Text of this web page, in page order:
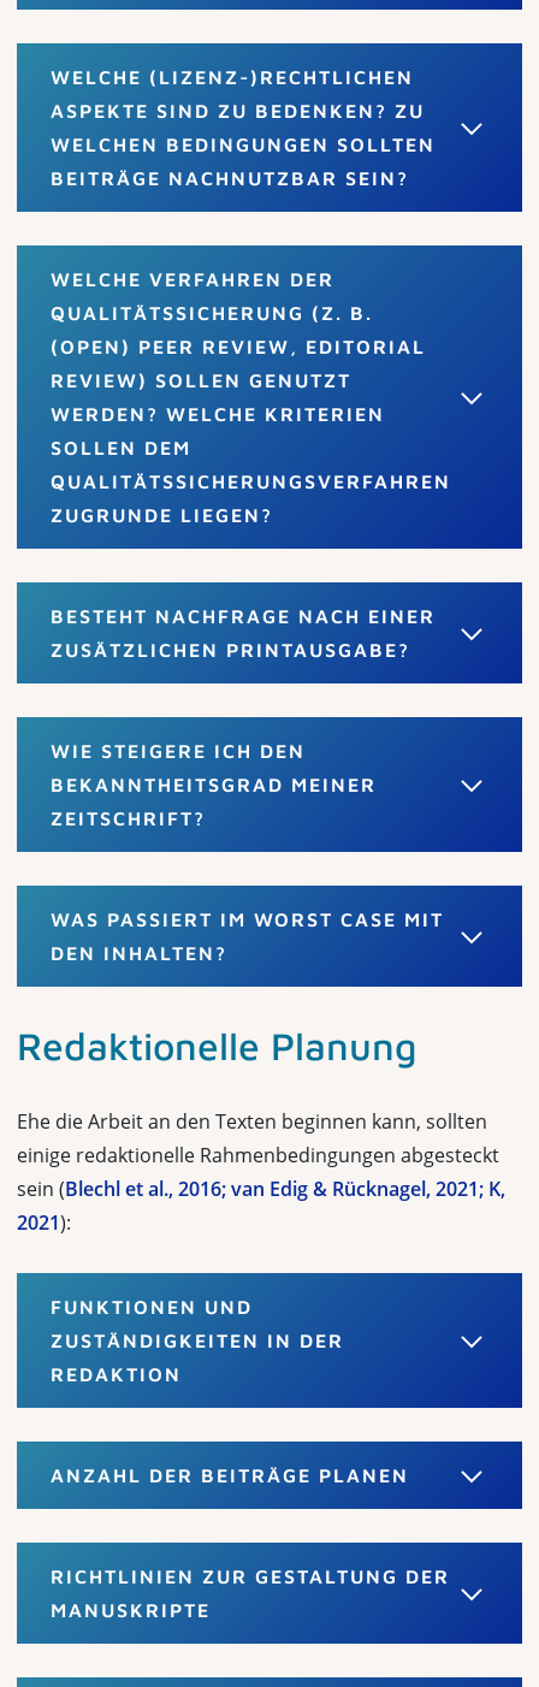
WELCHE (LIZENZ-)RECHTLICHEN
ASPEKTE SIND ZU BEDENKEN? ZU
WELCHEN BEDINGUNGEN SOLLTEN
BEITRÄGE NACHNUTZBAR SEIN?
WELCHE VERFAHREN DER
QUALITÄTSSICHERUNG (Z. B.
(OPEN) PEER REVIEW, EDITORIAL
REVIEW) SOLLEN GENUTZT
WERDEN? WELCHE KRITERIEN
SOLLEN DEM
QUALITÄTSSICHERUNGSVERFAHREN
ZUGRUNDE LIEGEN?
BESTEHT NACHFRAGE NACH EINER
ZUSÄTZLICHEN PRINTAUSGABE?
WIE STEIGERE ICH DEN
BEKANNTHEITSGRAD MEINER
ZEITSCHRIFT?
WAS PASSIERT IM WORST CASE MIT
DEN INHALTEN?
Redaktionelle Planung
Ehe die Arbeit an den Texten beginnen kann, sollten
einige redaktionelle Rah­menbedingungen abgesteckt
sein (Blechl et al., 2016; van Edig & Rücknagel, 2021; K,
2021):
FUNKTIONEN UND
ZUSTÄNDIGKEITEN IN DER
REDAKTION
ANZAHL DER BEITRÄGE PLANEN
RICHTLINIEN ZUR GESTALTUNG DER
MANUSKRIPTE